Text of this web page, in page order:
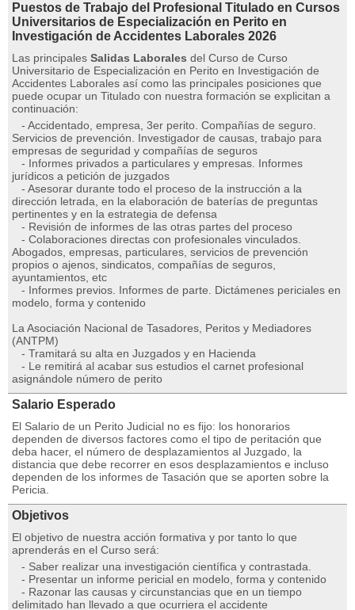
Puestos de Trabajo del Profesional Titulado en Cursos
Universitarios de Especialización en Perito en
Investigación de Accidentes Laborales 2026
Las principales Salidas Laborales del Curso de Curso
Universitario de Especialización en Perito en Investigación de
Accidentes Laborales así como las principales posiciones que
puede ocupar un Titulado con nuestra formación se explicitan a
continuación:
- Accidentado, empresa, 3er perito. Compañías de seguro.
Servicios de prevención. Investigador de causas, trabajo para
empresas de seguridad y compañías de seguros
- Informes privados a particulares y empresas. Informes
jurídicos a petición de juzgados
- Asesorar durante todo el proceso de la instrucción a la
dirección letrada, en la elaboración de baterías de preguntas
pertinentes y en la estrategia de defensa
- Revisión de informes de las otras partes del proceso
- Colaboraciones directas con profesionales vinculados.
Abogados, empresas, particulares, servicios de prevención
propios o ajenos, sindicatos, compañías de seguros,
ayuntamientos, etc
- Informes previos. Informes de parte. Dictámenes periciales en
modelo, forma y contenido
La Asociación Nacional de Tasadores, Peritos y Mediadores
(ANTPM)
- Tramitará su alta en Juzgados y en Hacienda
- Le remitirá al acabar sus estudios el carnet profesional
asignándole número de perito
Salario Esperado
El Salario de un Perito Judicial no es fijo: los honorarios
dependen de diversos factores como el tipo de peritación que
deba hacer, el número de desplazamientos al Juzgado, la
distancia que debe recorrer en esos desplazamientos e incluso
dependen de los informes de Tasación que se aporten sobre la
Pericia.
Objetivos
El objetivo de nuestra acción formativa y por tanto lo que
aprenderás en el Curso será:
- Saber realizar una investigación científica y contrastada.
- Presentar un informe pericial en modelo, forma y contenido
- Razonar las causas y circunstancias que en un tiempo
delimitado han llevado a que ocurriera el accidente